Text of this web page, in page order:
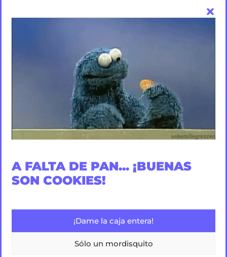
A FALTA DE PAN... ¡BUENAS
SON COOKIES!
¡Dame la caja entera!
Sólo un mordisquito
SI ESTÁS AQUÍ, ES
PORQUE QUIERES
CONOCERNOS MÁS
Somos ANÓNIMO, una agencia de publicidad y
marketing de Vigo. Podríamos contarte más